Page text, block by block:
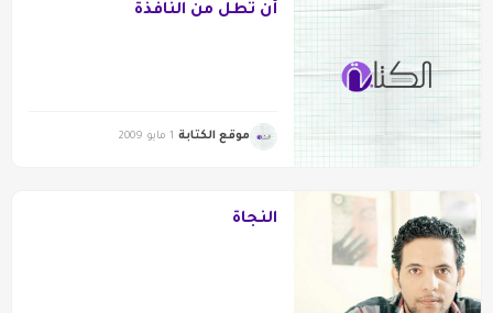
أن تطل من النافذة
موقع الكتابة 1 مايو 2009
النجاة